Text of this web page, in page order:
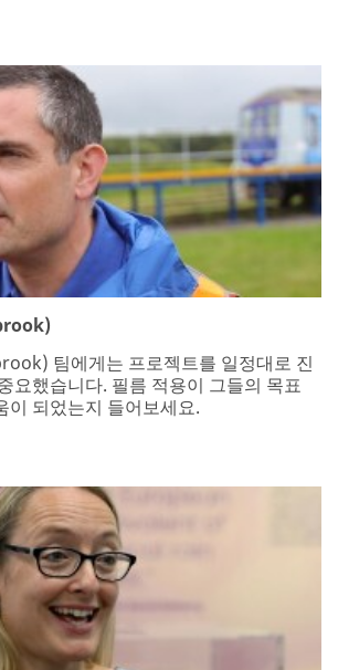
팀에게는 프로젝트를 일정대로 진
요했습니다. 필름 적용이 그들의 목표
이 되었는지 들어보세요.